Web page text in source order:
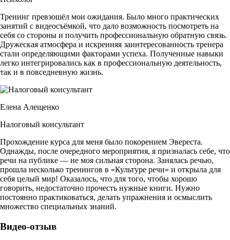
3
мастерства.
4
16 лет работы режиссёром-постановщиком в театрах СССР и
России. 17 лет работы в сфере журналистики в качестве
ведущего, редактора, автора текстов, телережиссёра.
5
Работал инспектором министерства культуры и консультантом
Всероссийского театрального общества.
Читать подробнее
Андрей Вишняков
Тренер-консультант
1
Психолог, психотерапевт. Более 18 лет частной практики, с 2006
года ведёт психодраматические и арт-терапевтические
клиентские группы.
2
Окончил юридический факультет МГУ. Второе высшее
образование — МГППУ, специальность «психолог,
3
Тренинг превзошёл мои ожидания. Было много практических
занятий с видеосъёмкой, что дало возможность посмотреть на
себя со стороны и получить профессиональную обратную связь.
Дружеская атмосфера и искренняя заинтересованность тренера
стали определяющими факторами успеха. Полученные навыки
легко интегрировались как в профессиональную деятельность,
так и в повседневную жизнь.
Елена Алещенко
Налоговый консультант
Прохождение курса для меня было покорением Эвереста.
Однажды, после очередного мероприятия, я призналась себе, что
речи на публике — не моя сильная сторона. Занялась речью,
прошла несколько тренингов в «Культуре речи» и открыла для
себя целый мир! Оказалось, что для того, чтобы хорошо
говорить, недостаточно прочесть нужные книги. Нужно
постоянно практиковаться, делать упражнения и осмыслить
множество специальных знаний.
Видео-отзыв